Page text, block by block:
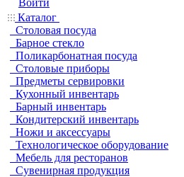
Войти
Каталог
Столовая посуда
Барное стекло
Поликарбонатная посуда
Столовые приборы
Предметы сервировки
Кухонный инвентарь
Барный инвентарь
Кондитерский инвентарь
Ножи и аксессуары
Технологическое оборудование
Мебель для ресторанов
Сувенирная продукция